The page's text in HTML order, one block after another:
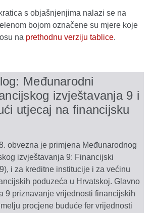
s objašnjenjima nalazi se na
bojom označene su mjere koje
na prethodnu verziju tablice.
Međunarodni
izvještavanja 9 i
utjecaj na financijsku
obvezna je primjena Međunarodnog
izvještavanja 9: Financijski
i za kreditne institucije i za većinu
poduzeća u Hrvatskoj. Glavno
9 priznavanje vrijednosti financijskih
procjene buduće fer vrijednosti